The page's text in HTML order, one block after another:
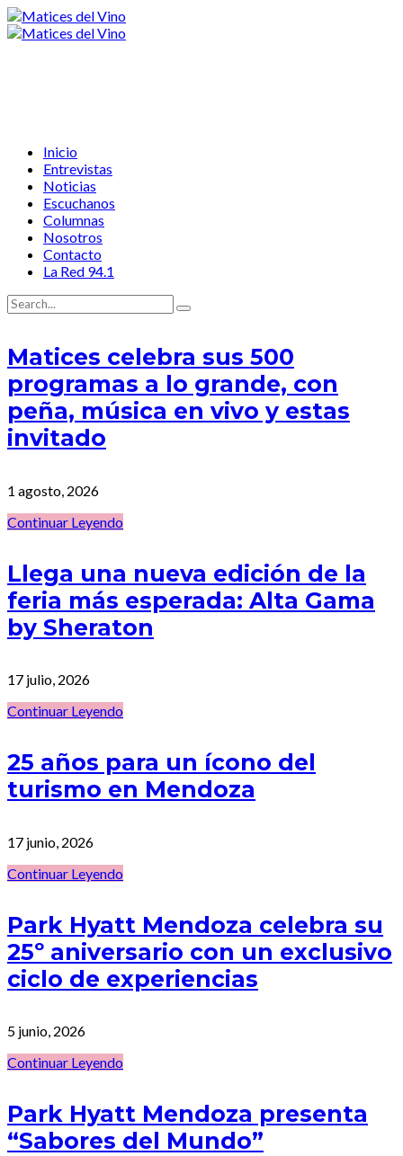
Inicio
Entrevistas
Noticias
Escuchanos
Columnas
Nosotros
Contacto
La Red 94.1
Matices celebra sus 500
programas a lo grande, con
peña, música en vivo y estas
invitado
1 agosto, 2026
Continuar Leyendo
Llega una nueva edición de la
feria más esperada: Alta Gama
by Sheraton
17 julio, 2026
Continuar Leyendo
25 años para un ícono del
turismo en Mendoza
17 junio, 2026
Continuar Leyendo
Park Hyatt Mendoza celebra su
25º aniversario con un exclusivo
ciclo de experiencias
5 junio, 2026
Continuar Leyendo
Park Hyatt Mendoza presenta
“Sabores del Mundo”